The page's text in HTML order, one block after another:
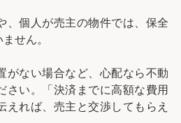
、個人が売主の物件では、保全
せん。
がない場合など、心配なら不動
さい。「決済までに高額な費用
えれば、売主と交渉してもらえ